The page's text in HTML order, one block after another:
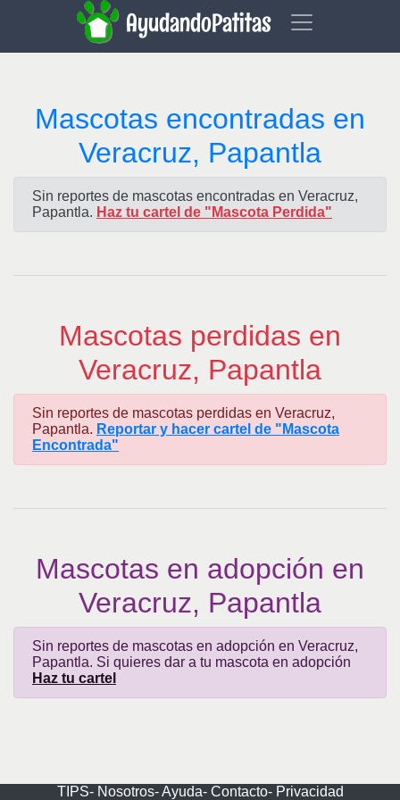
AyudandoPatitas
Mascotas encontradas en
Veracruz, Papantla
Sin reportes de mascotas encontradas en Veracruz,
Papantla. Haz tu cartel de "Mascota Perdida"
Mascotas perdidas en
Veracruz, Papantla
Sin reportes de mascotas perdidas en Veracruz,
Papantla. Reportar y hacer cartel de "Mascota
Encontrada"
Mascotas en adopción en
Veracruz, Papantla
Sin reportes de mascotas en adopción en Veracruz,
Papantla. Si quieres dar a tu mascota en adopción
Haz tu cartel
TIPS- Nosotros-Ayuda- Contacto- Privacidad